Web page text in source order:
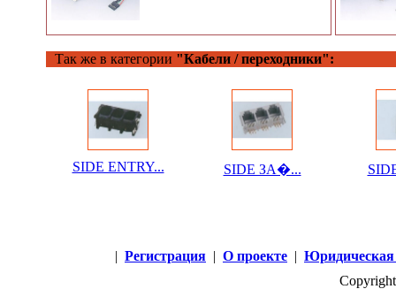
Так же в категории "Кабели / переходники":
SIDE ENTRY... SIDE ЗА�...
| Регистрация | О проекте |